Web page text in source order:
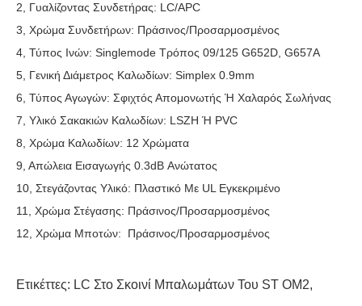
2, Γυαλίζοντας Συνδετήρας: LC/APC
3, Χρώμα Συνδετήρων: Πράσινος/προσαρμοσμένος
4, Τύπος Ινών: Singlemode Τρόπος 09/125 G652D, G657A
5, Γενική Διάμετρος Καλωδίων: Simplex 0.9mm
6, Τύπος Αγωγών: Σφιχτός Απομονωτής Ή Χαλαρός Σωλήνας
7, Υλικό Σακακιών Καλωδίων: LSZH Ή PVC
8, Χρώμα Καλωδίων: 12 Χρώματα
9, Απώλεια Εισαγωγής 0.3dB Ανώτατος
10, Στεγάζοντας Υλικό: Πλαστικό Με UL Εγκεκριμένο
11, Χρώμα Στέγασης: Πράσινος/προσαρμοσμένος
12, Χρώμα Μποτών: Πράσινος/προσαρμοσμένος
Ετικέττες: LC Στο Σκοινί Μπαλωμάτων Του ST OM2,